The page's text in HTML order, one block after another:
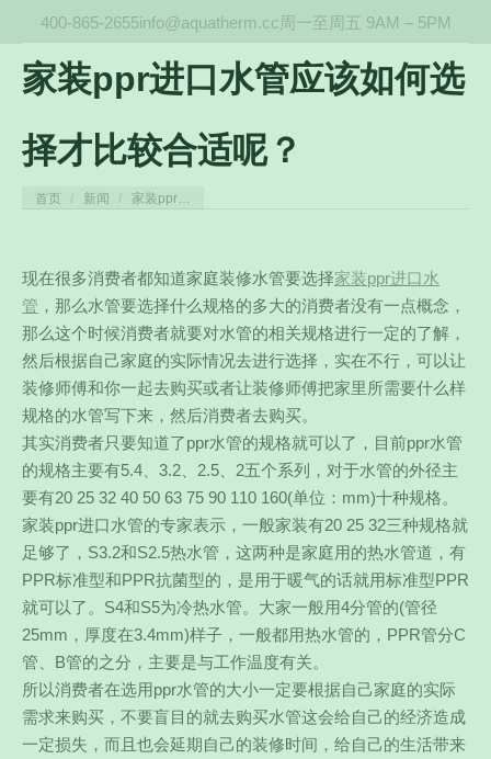
400-865-2655info@aquatherm.cc 周一至周五 9AM – 5PM
家装ppr进口水管应该如何选
择才比较合适呢？
您在这里：
首页 新闻 家装ppr…
现在很多消费者都知道家庭装修水管要选择家装ppr进口水
管 ，那么水管要选择什么规格的多大的消费者没有一点概念，
那么这个时候消费者就要对水管的相关规格进行一定的了解，
然后根据自己家庭的实际情况去进行选择，实在不行，可以让
装修师傅和你一起去购买或者让装修师傅把家里所需要什么样
规格的水管写下来，然后消费者去购买。
其实消费者只要知道了ppr水管的规格就可以了，目前ppr水管
的规格主要有5.4、3.2、2.5、2五个系列， 对于水管的外径主
要有20 25 32 40 50 63 75 90 110 160(单位：mm)十种规格。
家装ppr进口水管的专家表示，一般家装有20 25 32三种规格就
足够了，S3.2和S2.5热水管，这两种是家庭用的热水管道，有
PPR标准型和PPR抗菌型的，是用于暖气的话就用标准型PPR
就可以了。S4和S5为冷热水管。大家一般用4分管的(管径
25mm，厚度在3.4mm)样子，一般都用热水管的，PPR管分C
管、B管的之分，主要是与工作温度有关。
所以消费者在选用ppr水管的大小一定要根据自己家庭的实际
需求来购买，不要盲目的就去购买水管这会给自己的经济造成
一定损失，而且也会延期自己的装修时间，给自己的生活带来